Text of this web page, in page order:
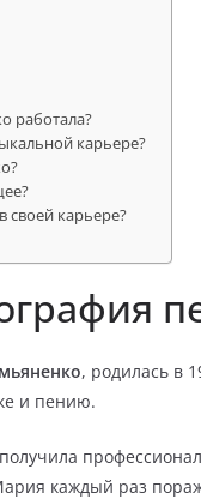
работала?
карьере?
своей карьере?
, родилась в
и пению.
каждый раз